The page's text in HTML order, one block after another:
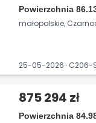
Powierzchnia
małopolskie,
25-05-2026 · C206-
875 294 zł
Powierzchnia